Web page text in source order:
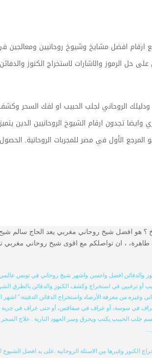
افضل مشايخ وشيوخ روحانيين ومعالجين في
حل الرموز والاشارات لاستخراج الكنوز
لجلب الحبيب او لفك السحر وكشف
ارقام الشيوخ الروحانيين الدين
الأول في مصر للمجربات الروحانية. الحصول
الروحاني سالم 002126688970000 من هو الشيخ ؟ هو افضل شيخ
، ان تواصلكم مع اقوى شيخ روحاني مغربي
افضل واحسن واشهر شيخ روحاني في تونس
أو ترغبين في استخراج وكشف الكنوز والدفائن بالطرق
من معرفة الأرصاد واستخراج الدفائن الدفينة.” اشهر
في سوسة، أو عراف في صفاقس، أو حتى عراف في جربة و
الحبيب يكتب ويحرق وسر العهود النارية . علاج السحر
الكنوز وغيرها من الاسئلة الروحانية .على يد افضل